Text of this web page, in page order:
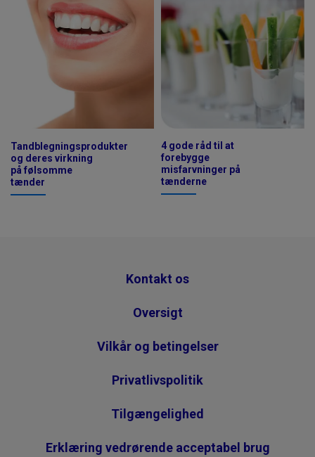
Tandblegningsprodukter
og deres virkning
på følsomme
tænder
4 gode råd til at
forebygge
misfarvninger på
tænderne
Kontakt os
Oversigt
Vilkår og betingelser
Privatlivspolitik
Tilgængelighed
Erklæring vedrørende acceptabel brug